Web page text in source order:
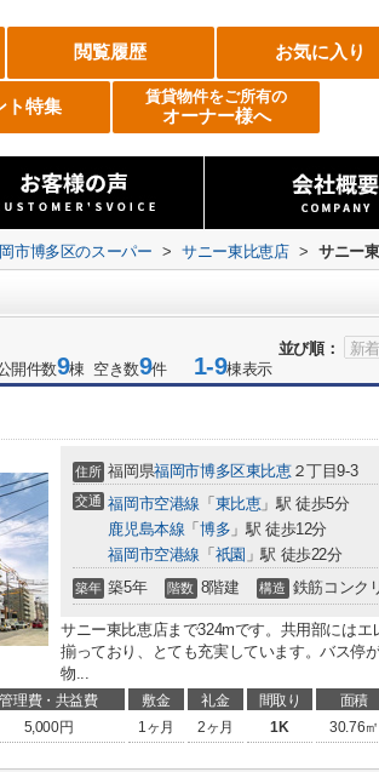
閲覧履歴 お気に入り
ト特集 賃貸物件をご所有の
オーナー様へ
市博多区のスーパー > サニー東比恵店 > サニー
並び順：
開件数9棟 空き数9件 1-9棟表示
住所 福岡県福岡市博多区東比恵２丁目9-3
交通 福岡市空港線 「 東比恵」駅 徒歩5分
鹿児島本線 「 博多 」駅 徒歩12分
福岡市空港線 「 祇園 」駅 徒歩22分
築年 築5年 階数 8階建 構造 鉄筋コンク
サニー東比恵店まで324mです。共用部には
揃っており、とても充実しています。バス停
物...
管理費・共益費 敷金 礼金 間取り 面積
5,000円 1ヶ月 2ヶ月 1K 30.76㎡